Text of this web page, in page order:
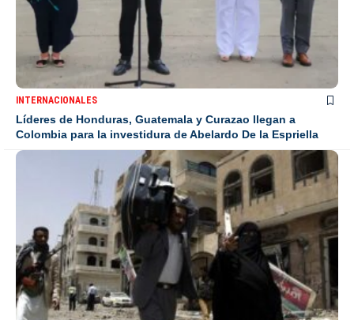
INTERNACIONALES
Líderes de Honduras, Guatemala y Curazao llegan a
Colombia para la investidura de Abelardo De la Espriella